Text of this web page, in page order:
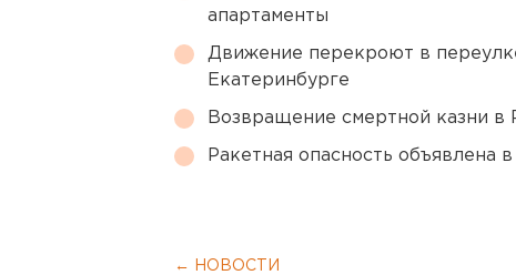
апартаменты
Движение перекроют в
Екатеринбурге
Возвращение смертной казни
Ракетная опасность объявлена
← НОВОСТИ